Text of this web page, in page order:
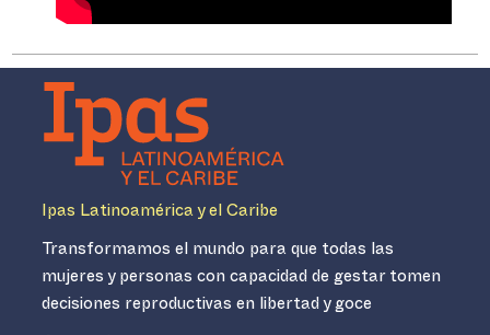
Ipas Latinoamérica y el Caribe
Transformamos el mundo para que todas las
mujeres y personas con capacidad de gestar tomen
decisiones reproductivas en libertad y goce